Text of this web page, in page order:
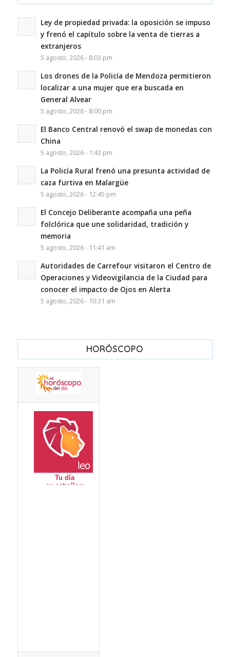
Ley de propiedad privada: la oposición se impuso
y frenó el capítulo sobre la venta de tierras a
extranjeros
5 agosto, 2026 - 8:03 pm
Los drones de la Policía de Mendoza permitieron
localizar a una mujer que era buscada en
General Alvear
5 agosto, 2026 - 8:00 pm
El Banco Central renovó el swap de monedas con
China
5 agosto, 2026 - 1:43 pm
La Policía Rural frenó una presunta actividad de
caza furtiva en Malargüe
5 agosto, 2026 - 12:45 pm
El Concejo Deliberante acompaña una peña
folclórica que une solidaridad, tradición y
memoria
5 agosto, 2026 - 11:41 am
Autoridades de Carrefour visitaron el Centro de
Operaciones y Videovigilancia de la Ciudad para
conocer el impacto de Ojos en Alerta
5 agosto, 2026 - 10:31 am
HORÓSCOPO